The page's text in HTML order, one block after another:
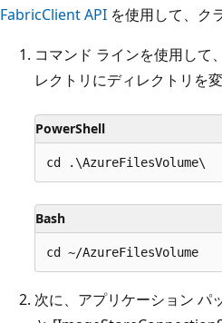
FabricClient API を使用して、ク
コマンド ラインを使用して
レクトリにディレクトリを変
PowerShell
Bash
次に、アプリケーション